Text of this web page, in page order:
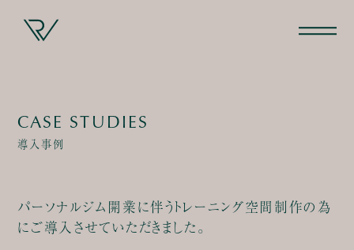
CASE STUDIES
導入事例
パーソナルジム開業に伴うトレーニング空間制作の為
にご導入させていただきました。